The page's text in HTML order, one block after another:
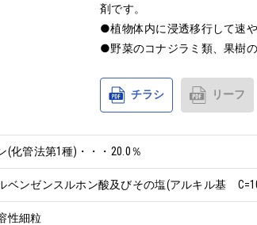
剤です。
●植物体内に浸透移行して速
●野菜のコナジラミ類、果樹
チラシ リーフ
(化管法第1種)・・・20.0％
ベンゼンスルホン酸及びその塩(アルキル基　
性細粒